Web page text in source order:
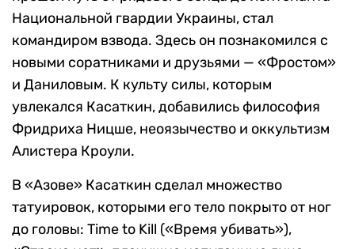
Национальной гвардии Украины, стал
командиром взвода. Здесь он познакомился с
новыми соратниками и друзьями — «Фростом»
и Даниловым. К культу силы, которым
увлекался Касаткин, добавились философия
Фридриха Ницше, неоязычество и оккультизм
Алистера Кроули.
В «Азове» Касаткин сделал множество
татуировок, которыми его тело покрыто от ног
до головы: Time to Kill («Время убивать»),